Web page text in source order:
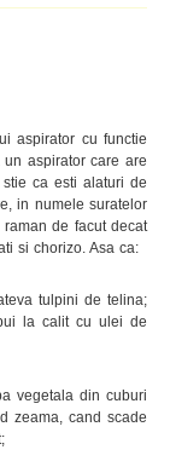
aspirator cu functie
aspirator care are
ca esti alaturi de
in numele suratelor
de facut decat
si chorizo. Asa ca:
tulpini de telina;
la calit cu ulei de
vegetala din cuburi
zeama, cand scade